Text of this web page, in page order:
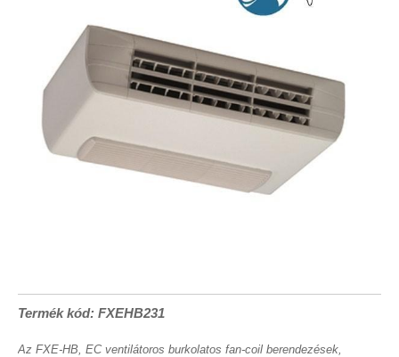
Termék kód: FXEHB231
Az FXE-HB, EC ventilátoros burkolatos fan-coil berendezések,